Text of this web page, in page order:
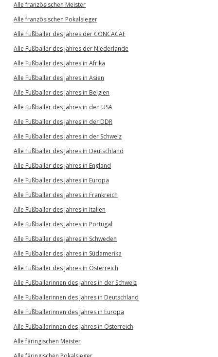
Alle französischen Meister
Alle französischen Pokalsieger
Alle Fußballer des Jahres der CONCACAF
Alle Fußballer des Jahres der Niederlande
Alle Fußballer des Jahres in Afrika
Alle Fußballer des Jahres in Asien
Alle Fußballer des Jahres in Belgien
Alle Fußballer des Jahres in den USA
Alle Fußballer des Jahres in der DDR
Alle Fußballer des Jahres in der Schweiz
Alle Fußballer des Jahres in Deutschland
Alle Fußballer des Jahres in England
Alle Fußballer des Jahres in Europa
Alle Fußballer des Jahres in Frankreich
Alle Fußballer des Jahres in Italien
Alle Fußballer des Jahres in Portugal
Alle Fußballer des Jahres in Schweden
Alle Fußballer des Jahres in Südamerika
Alle Fußballer des Jahres in Österreich
Alle Fußballerinnen des Jahres in der Schweiz
Alle Fußballerinnen des Jahres in Deutschland
Alle Fußballerinnen des Jahres in Europa
Alle Fußballerinnen des Jahres in Österreich
Alle färingischen Meister